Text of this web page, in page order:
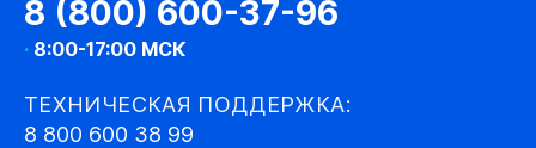
8 (800) 600-37-96
· 8:00-17:00 МСК
ТЕХНИЧЕСКАЯ ПОДДЕРЖКА:
8 800 600 38 99